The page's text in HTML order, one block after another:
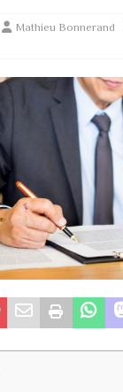
Mathieu Bonnerand